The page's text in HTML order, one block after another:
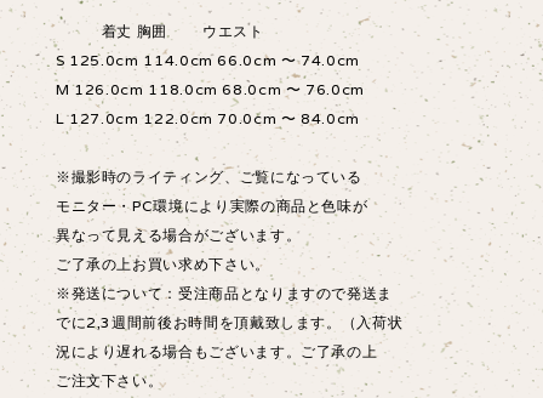
着丈 胸囲 ウエスト
S 125.0cm 114.0cm 66.0cm 〜 74.0cm
M 126.0cm 118.0cm 68.0cm 〜 76.0cm
L 127.0cm 122.0cm 70.0cm 〜 84.0cm
※撮影時のライティング、ご覧になっている
モニター・PC環境により実際の商品と色味が
異なって見える場合がございます。
ご了承の上お買い求め下さい。
※発送について：受注商品となりますので発送ま
でに2,3週間前後お時間を頂戴致します。（入荷状
況により遅れる場合もございます。ご了承の上
ご注文下さい。